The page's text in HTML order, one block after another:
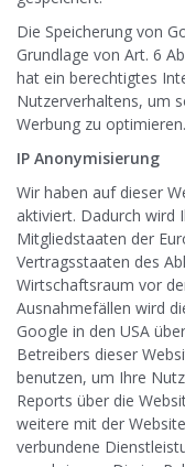
Die Speicherung von
Grundlage von Art. 6
hat ein berechtigtes
Nutzerverhaltens, um
Werbung zu optimieren.
IP Anonymisierung
Wir haben auf dieser
aktiviert. Dadurch wird
Mitgliedstaaten der
Vertragsstaaten des
Wirtschaftsraum vor
Ausnahmefällen wird
Google in den USA
Betreibers dieser
benutzen, um Ihre
Reports über die
weitere mit der
verbundene